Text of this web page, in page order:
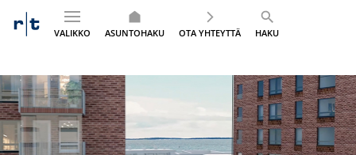
sisältöön
VALIKKO ASUNTOHAKU OTA YHTEYTTÄ HAKU